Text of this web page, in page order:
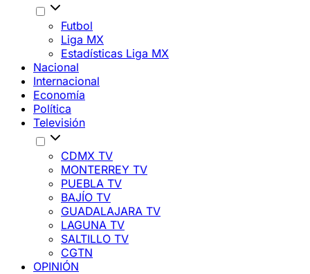
Futbol
Liga MX
Estadísticas Liga MX
Nacional
Internacional
Economía
Política
Televisión
CDMX TV
MONTERREY TV
PUEBLA TV
BAJÍO TV
GUADALAJARA TV
LAGUNA TV
SALTILLO TV
CGTN
OPINIÓN